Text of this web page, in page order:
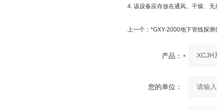
4. 该设备应存放在通风、干燥、
上一个： *GXY-2000地下管线探测
产品：
您的单位：